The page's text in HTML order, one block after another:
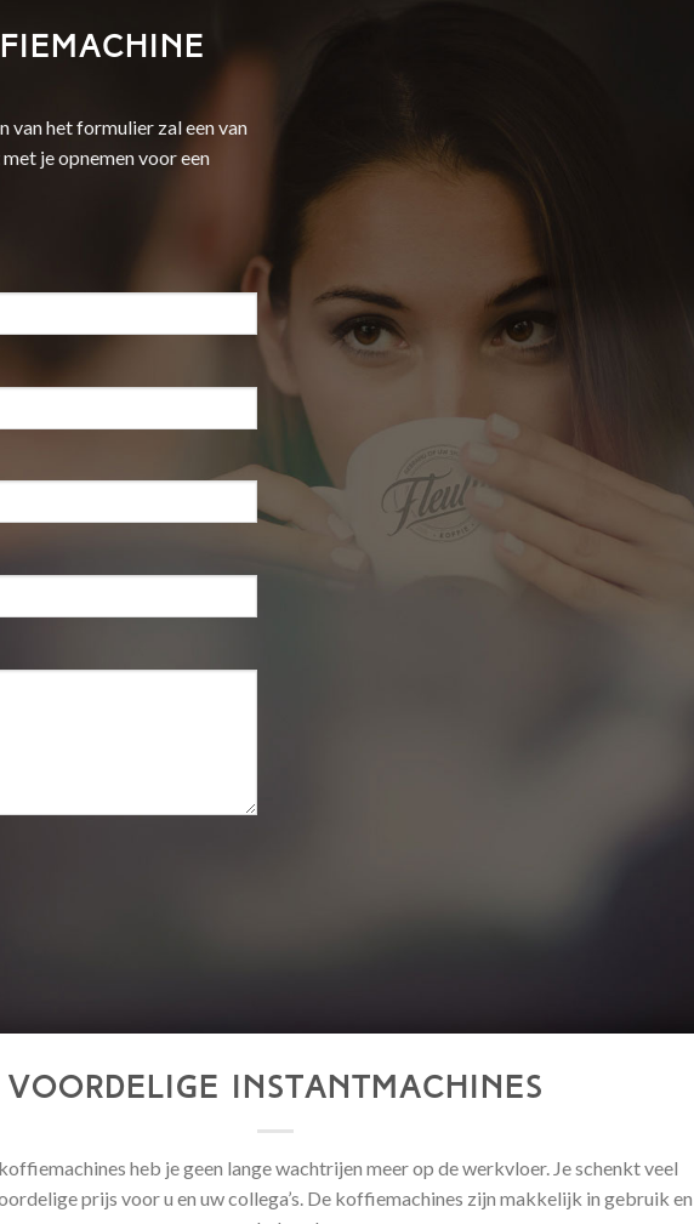
van het formulier zal een van
je opnemen voor een
Voordelige instantmachines
heb je geen lange wachtrijen meer op de werkvloer. Je schenkt veel
prijs voor u en uw collega’s. De koffiemachines zijn makkelijk in gebruik en